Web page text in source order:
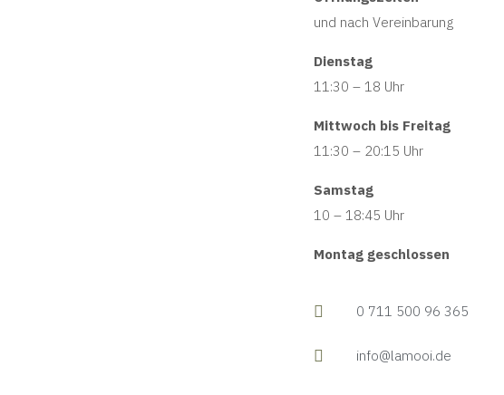
und nach Vereinbarung
Dienstag
11:30 – 18 Uhr
Mittwoch bis Freitag
11:30 – 20:15 Uhr
Samstag
10 – 18:45 Uhr
Montag geschlossen
0 711 500 96 365
info@lamooi.de